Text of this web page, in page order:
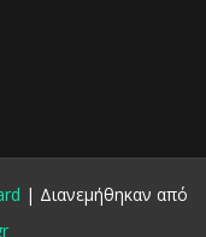
| Διανεμήθηκαν από